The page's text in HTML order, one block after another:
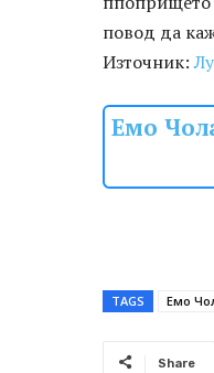
повод да
Източник:
Емо
TAGS Емо
Share